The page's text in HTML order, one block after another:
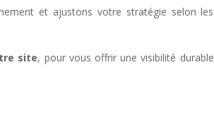
et ajustons votre stratégie selon les
site, pour vous offrir une visibilité durable